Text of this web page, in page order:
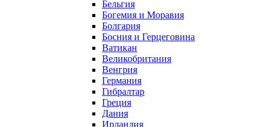
Бельгия
Богемия и Моравия
Болгария
Босния и Герцеговина
Ватикан
Великобритания
Венгрия
Германия
Гибралтар
Греция
Дания
Ирландия